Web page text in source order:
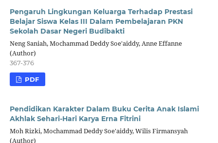
Pengaruh Lingkungan Keluarga Terhadap Prestasi
Belajar Siswa Kelas III Dalam Pembelajaran PKN
Sekolah Dasar Negeri Budibakti
Neng Saniah, Mochammad Deddy Soe'aiddy, Anne Effanne
(Author)
367-376
PDF
Pendidikan Karakter Dalam Buku Cerita Anak Islami
Akhlak Sehari-Hari Karya Erna Fitrini
Moh Rizki, Mochammad Deddy Soe'aiddy, Wilis Firmansyah
(Author)